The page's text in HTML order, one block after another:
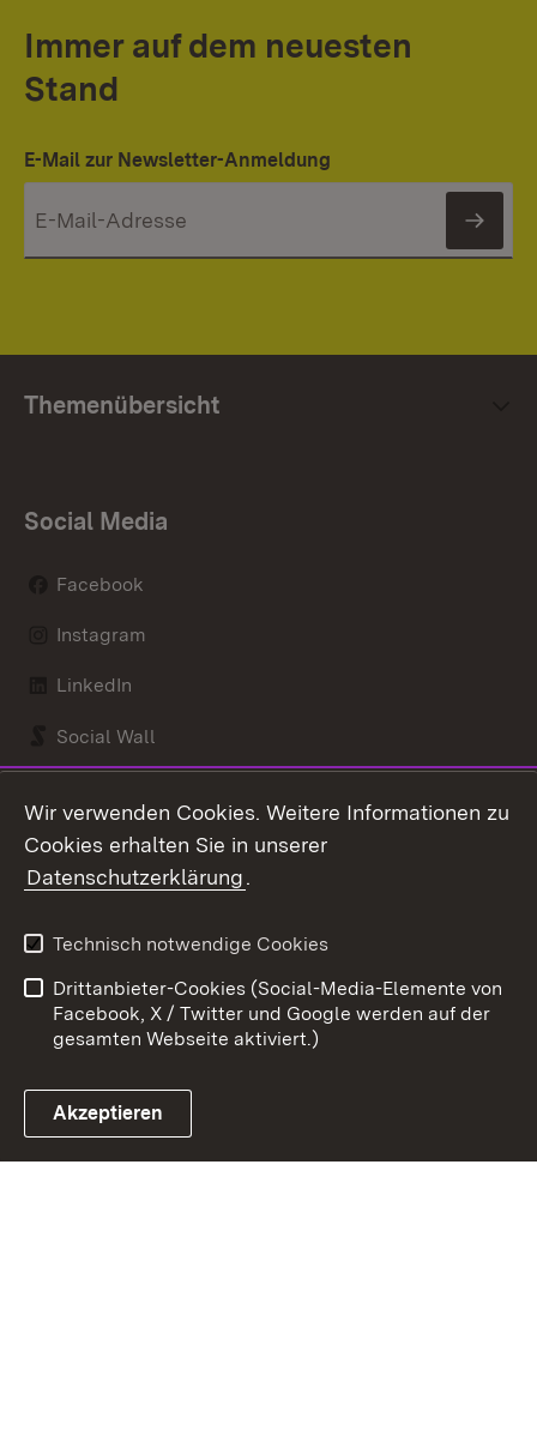
Immer auf dem neuesten
Stand
E-Mail zur Newsletter-Anmeldung
Themenübersicht
Social Media
Facebook
Instagram
LinkedIn
Social Wall
Link zum Landesportal
Kontakt
Barrierefreiheit
Impressum
Cookies
Wir verwenden Cookies. Weitere Informationen zu
Cookies erhalten Sie in unserer
Datenschutzerklärung.
Technisch notwendige Cookies
Drittanbieter-Cookies (Social-Media-Elemente von
Facebook, X / Twitter und Google werden auf der
gesamten Webseite aktiviert.)
Akzeptieren